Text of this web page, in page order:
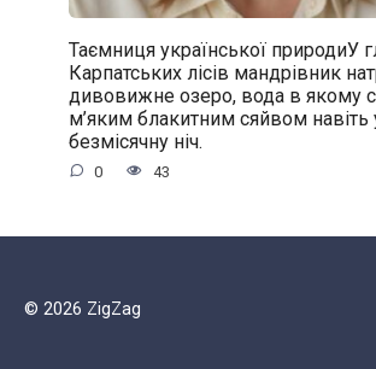
Таємниця української природиУ
Карпатських лісів мандрівник
дивовижне озеро, вода в якому
м’яким блакитним сяйвом навіть
безмісячну ніч.
0 43
© 2026 ZigZag